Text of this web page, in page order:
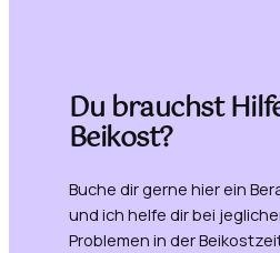
Du brauchst
Beikost?
Buche dir gerne hier ein
und ich helfe dir bei
Problemen in der